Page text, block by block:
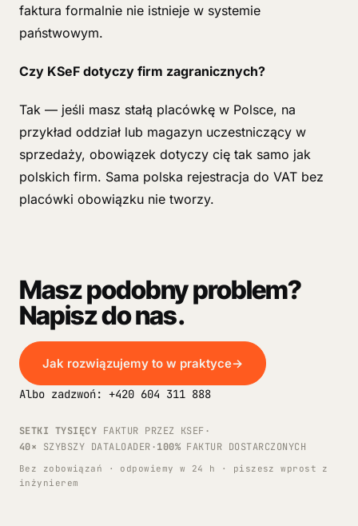
faktura formalnie nie istnieje w systemie
państwowym.
Czy KSeF dotyczy firm zagranicznych?
Tak — jeśli masz stałą placówkę w Polsce, na
przykład oddział lub magazyn uczestniczący w
sprzedaży, obowiązek dotyczy cię tak samo jak
polskich firm. Sama polska rejestracja do VAT bez
placówki obowiązku nie tworzy.
Masz podobny problem?
Napisz do nas.
Jak rozwiązujemy to w praktyce→
Albo zadzwoń: +420 604 311 888
SETKI TYSIĘCY FAKTUR PRZEZ KSEF·
40× SZYBSZY DATALOADER·100%FAKTUR DOSTARCZONYCH
Bez zobowiązań · odpowiemy w 24 h · piszesz wprost z
inżynierem